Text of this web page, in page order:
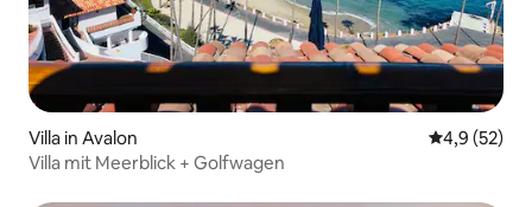
Villa in Avalon
4,9 (52)
Villa mit Meerblick + Golfwagen